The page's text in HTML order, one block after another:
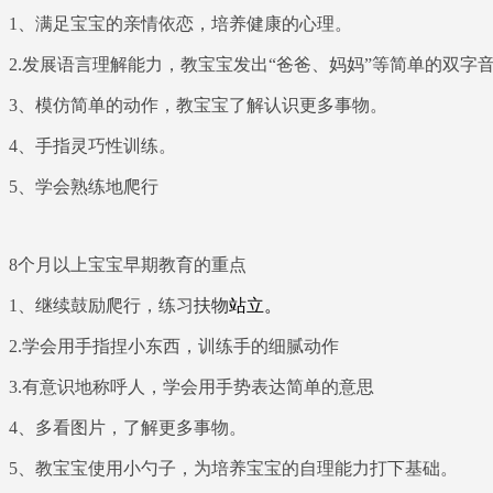
1、满足宝宝的亲情依恋，培养健康的心理。
2.发展语言理解能力，教宝宝发出“爸爸、妈妈”等简单的双字
3、模仿简单的动作，教宝宝了解认识更多事物。
4、手指灵巧性训练。
5、学会熟练地爬行
8个月以上宝宝早期教育的重点
1、继续鼓励爬行，练习扶物站立。
2.学会用手指捏小东西，训练手的细腻动作
3.有意识地称呼人，学会用手势表达简单的意思
4、多看图片，了解更多事物。
5、教宝宝使用小勺子，为培养宝宝的自理能力打下基础。